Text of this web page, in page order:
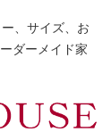
、サイズ、お
ダーメイド家